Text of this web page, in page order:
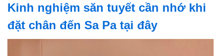
Kinh nghiệm săn tuyết cần nhớ khi
đặt chân đến Sa Pa tại đây